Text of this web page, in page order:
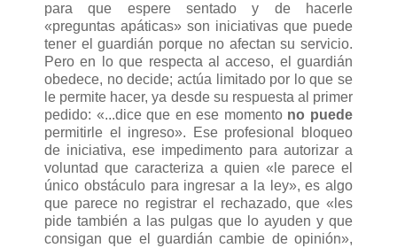
para que espere sentado y de hacerle
«preguntas apáticas» son iniciativas que puede
tener el guardián porque no afectan su servicio.
Pero en lo que respecta al acceso, el guardián
obedece, no decide; actúa limitado por lo que se
le permite hacer, ya desde su respuesta al primer
pedido: «...dice que en ese momento no puede
permitirle el ingreso». Ese profesional bloqueo
de iniciativa, ese impedimento para autorizar a
voluntad que caracteriza a quien «le parece el
único obstáculo para ingresar a la ley», es algo
que parece no registrar el rechazado, que «les
pide también a las pulgas que lo ayuden y que
consigan que el guardián cambie de opinión»,